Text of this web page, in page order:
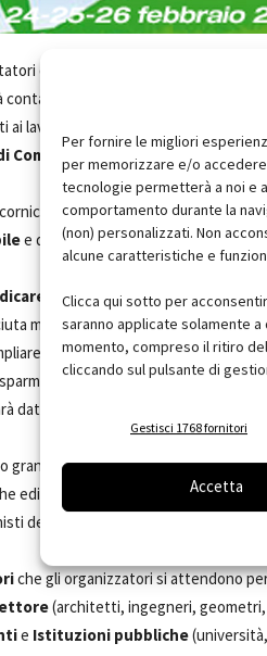
Per fornire le migliori
per memorizzare e/o
tecnologie permetterà a noi e
comportamento durante la
(non) personalizzati. Non
alcune caratteristiche e
Clicca qui sotto per
saranno applicate solamente
momento, compreso il ritiro
cliccando sul pulsante di
Gestisci 1768 fornitori
Accetta
della prima edizione di
sulla collaborazione e l'
lavori, e sulla partecipazione attiva di
aesposizioni,convegni ,
e del risparmio energetico.
nel territorio laculturadel
ma sta diventando un percorso
e rendere ancora più efficace
energetico, in questa
dato un ulteriore impulso ai
grande successo tra i visitatori e che
edilizie innovative, illustrate
del settore.
che gli organizzatori si attendono
(architetti, ingegneri,
e Istituzioni pubbliche